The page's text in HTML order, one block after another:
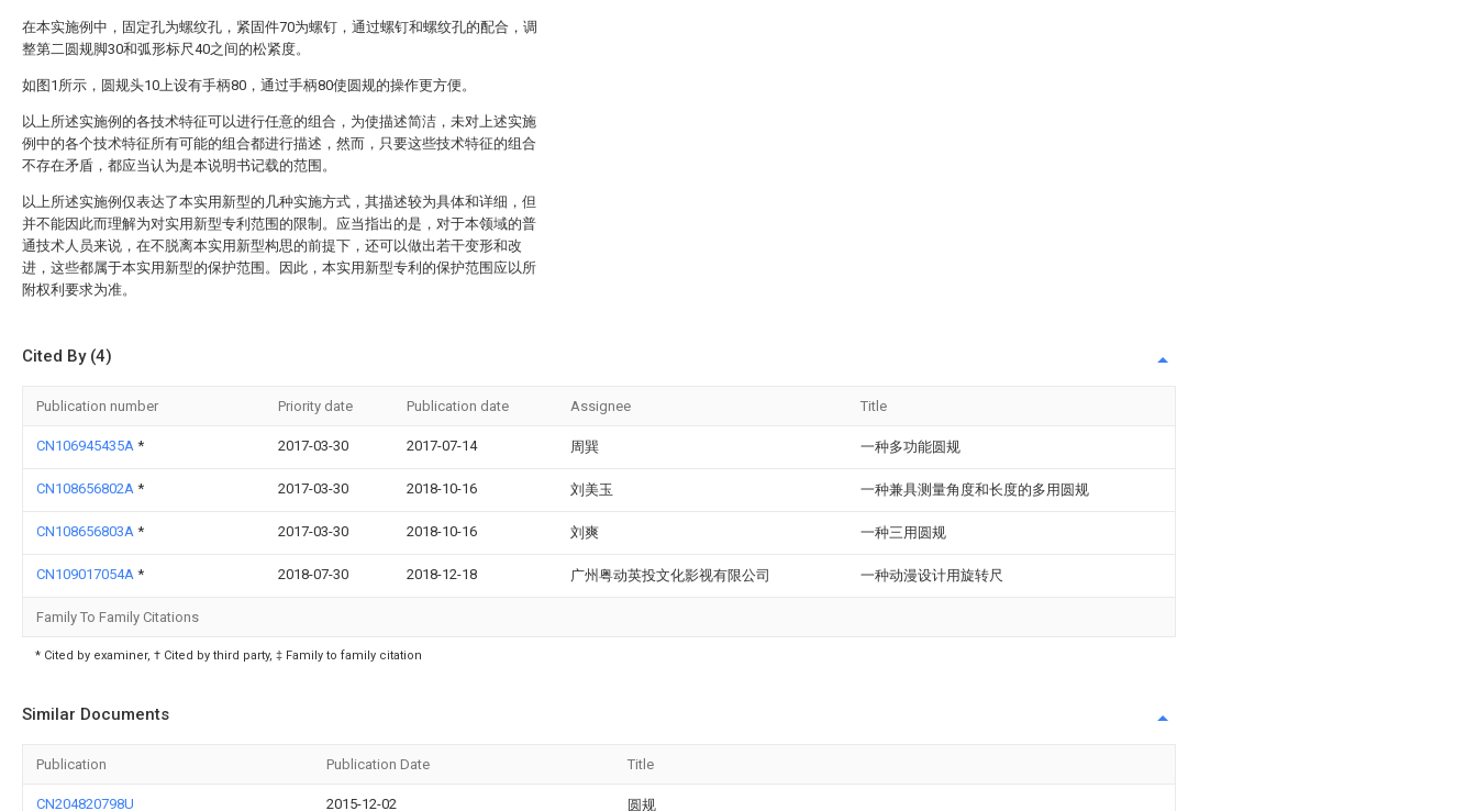
在本实施例中，固定孔为螺纹孔，紧固件70为螺钉，通过螺钉和螺纹孔的配合，调
整第二圆规脚30和弧形标尺40之间的松紧度。
如图1所示，圆规头10上设有手柄80，通过手柄80使圆规的操作更方便。
以上所述实施例的各技术特征可以进行任意的组合，为使描述简洁，未对上述实施
例中的各个技术特征所有可能的组合都进行描述，然而，只要这些技术特征的组合
不存在矛盾，都应当认为是本说明书记载的范围。
以上所述实施例仅表达了本实用新型的几种实施方式，其描述较为具体和详细，但
并不能因此而理解为对实用新型专利范围的限制。应当指出的是，对于本领域的普
通技术人员来说，在不脱离本实用新型构思的前提下，还可以做出若干变形和改
进，这些都属于本实用新型的保护范围。因此，本实用新型专利的保护范围应以所
附权利要求为准。
Cited By (4)
Publication number Priority date Publication date Assignee Title
CN106945435A * 2017-03-30 2017-07-14 周巽 一种多功能圆规
CN108656802A * 2017-03-30 2018-10-16 刘美玉 一种兼具测量角度和长度的多用圆规
CN108656803A * 2017-03-30 2018-10-16 刘爽 一种三用圆规
CN109017054A * 2018-07-30 2018-12-18 广州粤动英投文化影视有限公司 一种动漫设计用旋转尺
Family To Family Citations
* Cited by examiner, † Cited by third party, ‡ Family to family citation
Similar Documents
Publication Publication Date Title
CN204820798U 2015-12-02 圆规